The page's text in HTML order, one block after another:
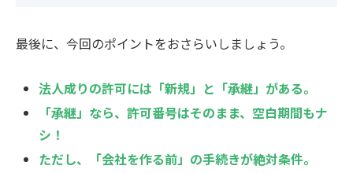
最後に、今回のポイントをおさらいしましょう。
法人成りの許可には「新規」と「承継」がある。
「承継」なら、許可番号はそのまま、空白期間もナ
シ！
ただし、「会社を作る前」の手続きが絶対条件。